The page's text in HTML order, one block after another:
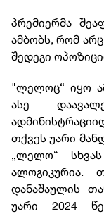
პრემიერმა
ამბობს, რომ
შედეგი
"ლელოც“ იყო
ასე
თქვეს უარი
„ლელო“
ალოგიკურია.
დანაშაულის
უარი 2024